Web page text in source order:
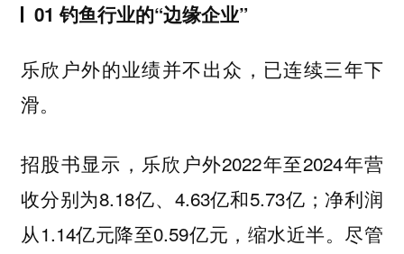
01 钓鱼行业的“边缘企业”
乐欣户外的业绩并不出众，已连续三年下
滑。
招股书显示，乐欣户外2022年至2024年营
收分别为8.18亿、4.63亿和5.73亿；净利润
从1.14亿元降至0.59亿元，缩水近半。尽管